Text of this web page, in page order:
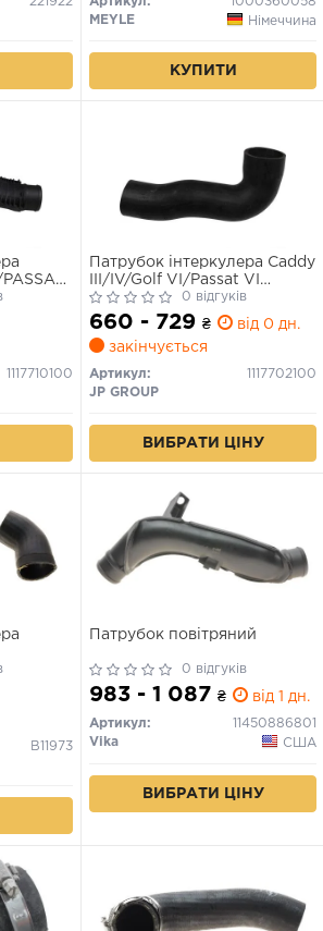
1.6D/2.0D 05.03-12.22
MEYLE
Німеччина
КУПИТИ
1117710100
Патрубок інтеркулера Caddy
III/IV/Golf VI/Passat VI
1.6/2.0TDI 08- Л.0 відгуків
660 - 729 ₴
від 0 дн.
закінчується
Артикул:
1117702100
JP GROUP
ВИБРАТИ ЦІНУ
B11973
Патрубок повітряний
0 відгуків
983 - 1 087 ₴ від 1 дн.
Артикул:
11450886801
Vika
США
ВИБРАТИ ЦІНУ